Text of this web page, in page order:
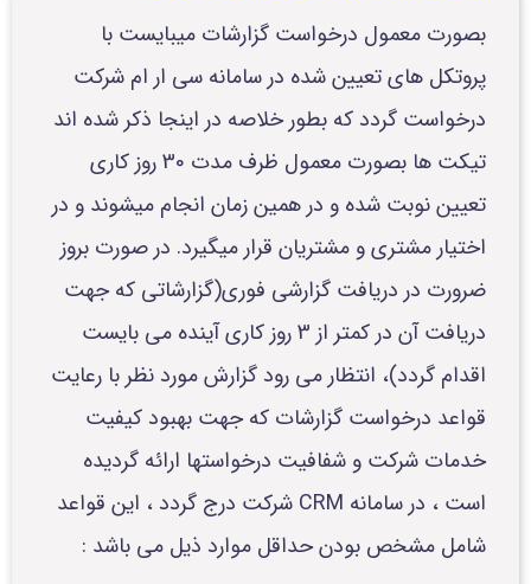
بصورت معمول درخواست گزارشات میبایست با
پروتکل های تعیین شده در سامانه سی ار ام شرکت
درخواست گردد که بطور خلاصه در اینجا ذکر شده اند
تیکت ها بصورت معمول ظرف مدت 30 روز کاری
تعیین نوبت شده و در همین زمان انجام میشوند و در
اختیار مشتری و مشتریان قرار میگیرد. در صورت بروز
ضرورت در دریافت گزارشی فوری(گزارشاتی که جهت
دریافت آن در کمتر از 3 روز کاری آینده می بایست
اقدام گردد)، انتظار می رود گزارش مورد نظر با رعایت
قواعد درخواست گزارشات که جهت بهبود کیفیت
خدمات شرکت و شفافیت درخواستها ارائه گردیده
است ، در سامانه CRM شرکت درج گردد ، این قواعد
شامل مشخص بودن حداقل موارد ذیل می باشد :